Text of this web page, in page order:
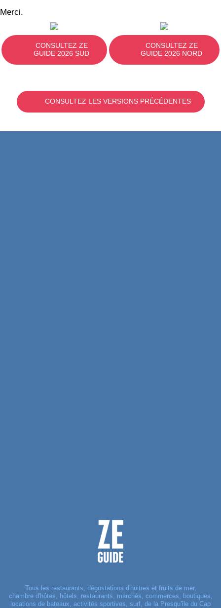
Merci.
CONSULTEZ ZE
GUIDE 2026 SUD
CONSULTEZ ZE
GUIDE 2026 NORD
CONSULTEZ LES VERSIONS PRÉCÉDENTES
Tous les restaurants, dégustations d'huitres et fruits de mer,
chambre d'hôtes, hôtels, restaurants, marchés, commerces, boutiques,
locations de bateaux, activités sportives, surf, de la Presqu'île du Cap